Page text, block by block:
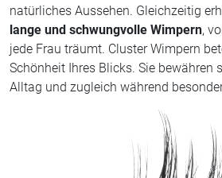
natürliches Aussehen. Gleichzeitig
lange und schwungvolle Wimpern,
jede Frau träumt. Cluster Wimpern
Schönheit Ihres Blicks. Sie bewähren
Alltag und zugleich während